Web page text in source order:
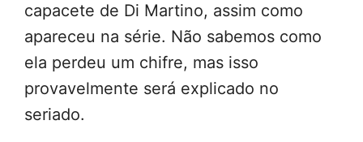
capacete de Di Martino, assim como
apareceu na série. Não sabemos como
ela perdeu um chifre, mas isso
provavelmente será explicado no
seriado.